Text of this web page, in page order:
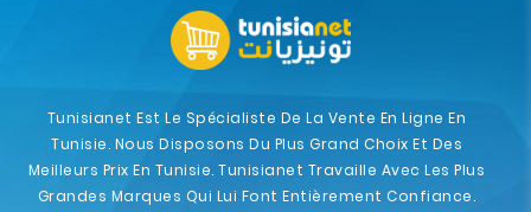
Tunisianet Est Le Spécialiste De La Vente En Ligne En
Tunisie. Nous Disposons Du Plus Grand Choix Et Des
Meilleurs Prix En Tunisie. Tunisianet Travaille Avec Les Plus
Grandes Marques Qui Lui Font Entièrement Confiance.